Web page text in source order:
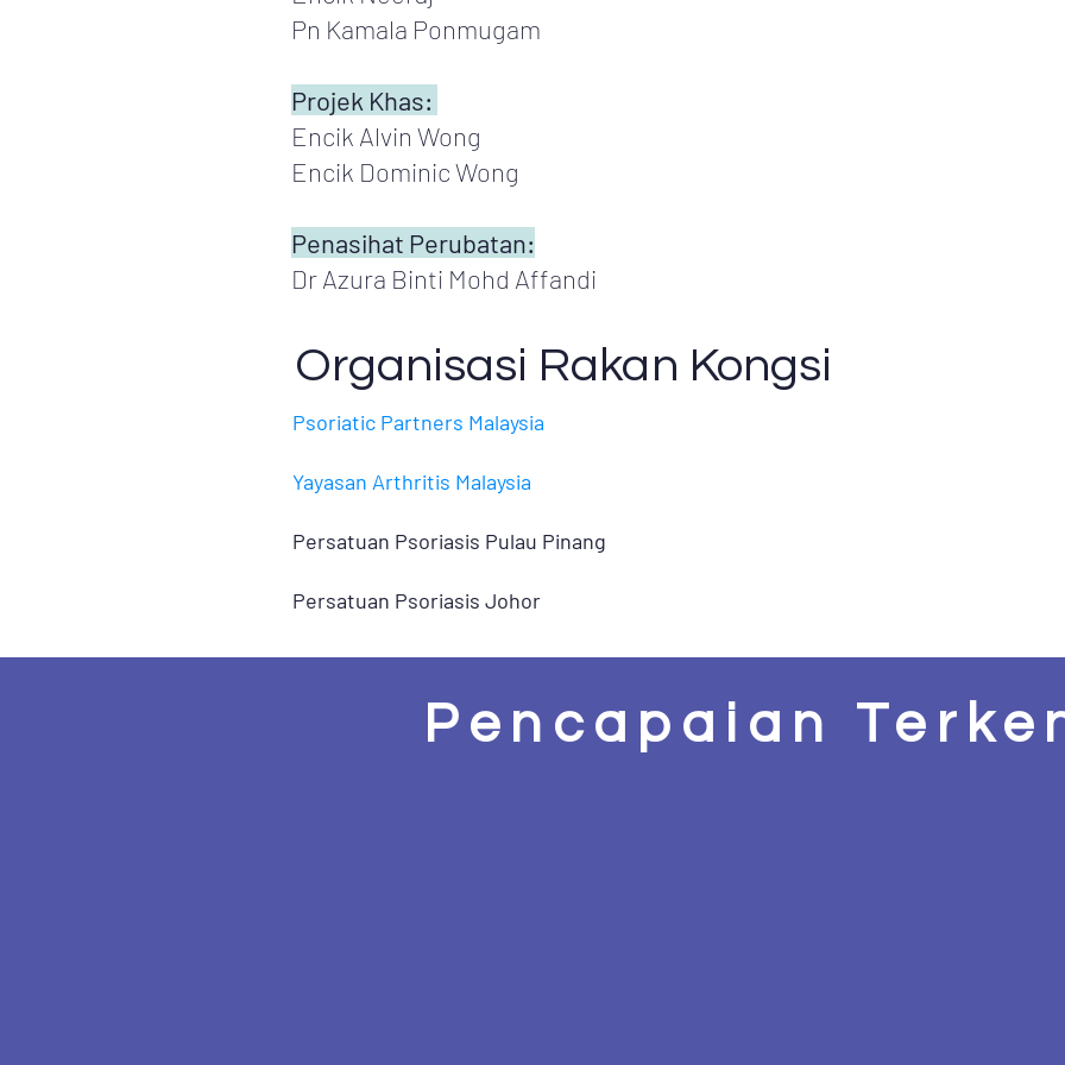
Pn Kamala Ponmugam
Projek Khas:
Encik Alvin Wong
Encik Dominic Wong
Penasihat Perubatan:
Dr Azura Binti Mohd Affandi
Organisasi Rakan Kongsi
Psoriatic Partners Malaysia
Yayasan Arthritis Malaysia
Persatuan Psoriasis Pulau Pinang
Persatuan Psoriasis Johor
Pencapaian